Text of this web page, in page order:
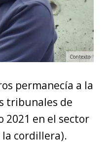
Contexto
permanecía a la
tribunales de
2021 en el sector
la cordillera).